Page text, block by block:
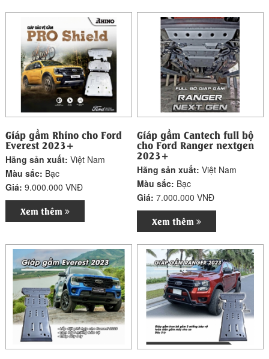
Giáp gầm Rhino cho Ford
Everest 2023+
Hãng sản xuất:Việt Nam
Màu sắc: Bạc
Giá:9.000.000 VNĐ
Xem thêm
Giáp gầm Cantech full bộ
cho Ford Ranger nextgen
2023+
Hãng sản xuất:Việt Nam
Màu sắc: Bạc
Giá:7.000.000 VNĐ
Xem thêm